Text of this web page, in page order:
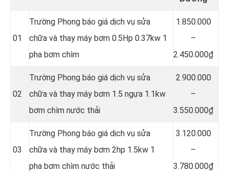
01
Trường Phong báo giá dịch vụ sửa
chữa và thay máy bơm 0.5Hp 0.37kw 1
pha bơm chìm
1.850.000
–
2.450.000₫
02
Trường Phong báo giá dịch vụ sửa
chữa và thay máy bơm 1.5 ngựa 1.1kw
bơm chìm nước thải
2.900.000
–
3.550.000₫
03
Trường Phong báo giá dịch vụ sửa
chữa và thay máy bơm 2hp 1.5kw 1
pha bơm chìm nước thải
3.120.000
–
3.780.000₫